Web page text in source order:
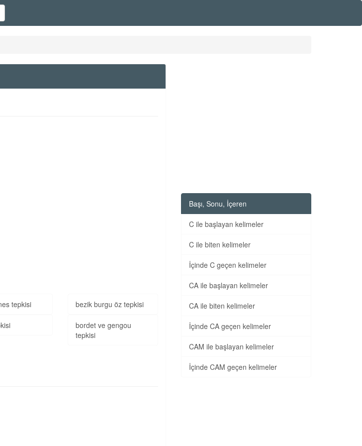
tepkisi bezik burgu öz tepkisi
bordet ve gengou
tepkisi
Başı, Sonu, İçeren
C ile başlayan kelimeler
C ile biten kelimeler
İçinde C geçen kelimeler
CA ile başlayan kelimeler
CA ile biten kelimeler
İçinde CA geçen kelimeler
CAM ile başlayan kelimeler
İçinde CAM geçen kelimeler